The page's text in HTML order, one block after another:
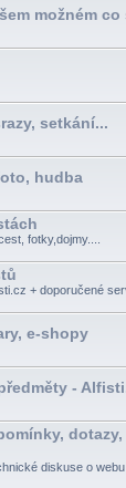
možném
setkání...
hudba
fotky,dojmy....
+ doporučené
e-shopy
-
diskuse o webu